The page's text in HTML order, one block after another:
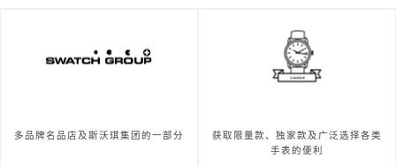
多品牌名品店及斯沃琪集团的一部分
获取限量款、独家款及广泛选择各类
手表的便利